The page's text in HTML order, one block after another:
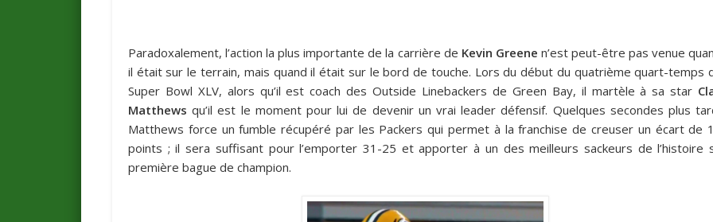
Paradoxalement, l’action la plus importante de la carrière de Kevin Greene n’est peut-être pas venue
il était sur le terrain, mais quand il était sur le bord de touche. Lors du début du quatrième quart-temps
Super Bowl XLV, alors qu’il est coach des Outside Linebackers de Green Bay, il martèle à sa star
Matthews qu’il est le moment pour lui de devenir un vrai leader défensif. Quelques secondes plus
Matthews force un fumble récupéré par les Packers qui permet à la franchise de creuser un écart de
points ; il sera suffisant pour l’emporter 31-25 et apporter à un des meilleurs sackeurs de l’histoire
première bague de champion.